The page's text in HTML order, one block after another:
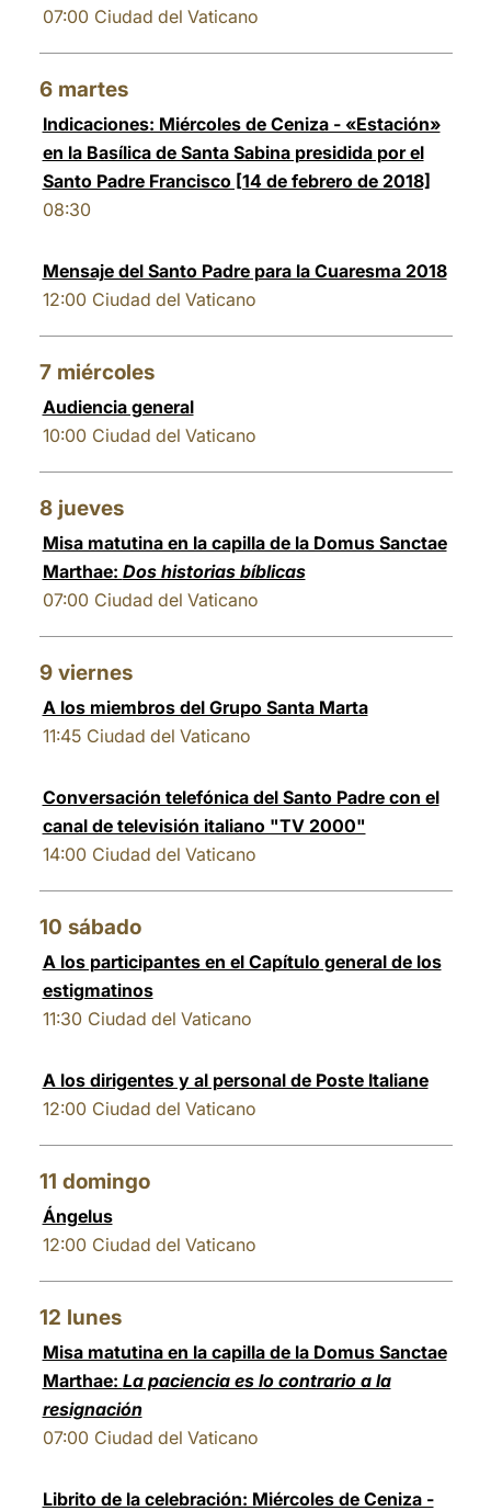
07:00 Ciudad del Vaticano
6 martes
Indicaciones: Miércoles de Ceniza - «Estación»
en la Basílica de Santa Sabina presidida por el
Santo Padre Francisco [14 de febrero de 2018]
08:30
Mensaje del Santo Padre para la Cuaresma 2018
12:00 Ciudad del Vaticano
7 miércoles
Audiencia general
10:00 Ciudad del Vaticano
8 jueves
Misa matutina en la capilla de la Domus Sanctae
Marthae: Dos historias bíblicas
07:00 Ciudad del Vaticano
9 viernes
A los miembros del Grupo Santa Marta
11:45 Ciudad del Vaticano
Conversación telefónica del Santo Padre con el
canal de televisión italiano "TV 2000"
14:00 Ciudad del Vaticano
10 sábado
A los participantes en el Capítulo general de los
estigmatinos
11:30 Ciudad del Vaticano
A los dirigentes y al personal de Poste Italiane
12:00 Ciudad del Vaticano
11 domingo
Ángelus
12:00 Ciudad del Vaticano
12 lunes
Misa matutina en la capilla de la Domus Sanctae
Marthae: La paciencia es lo contrario a la
resignación
07:00 Ciudad del Vaticano
Librito de la celebración: Miércoles de Ceniza -